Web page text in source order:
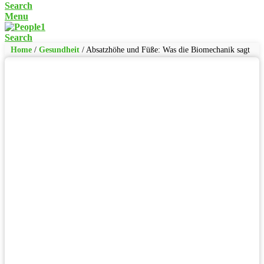
Search
Menu
Search
Home / Gesundheit / Absatzhöhe und Füße: Was die Biomechanik sagt